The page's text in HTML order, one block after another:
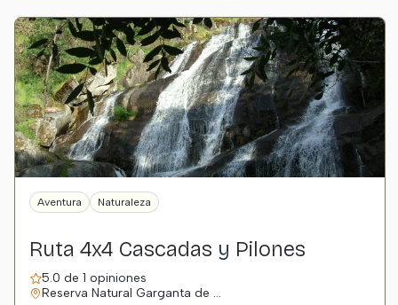
Aventura Naturaleza
Ruta 4x4 Cascadas y Pilones
5.0 de 1 opiniones
Reserva Natural Garganta de …